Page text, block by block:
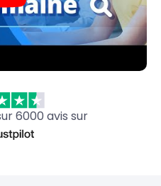
6000 avis sur